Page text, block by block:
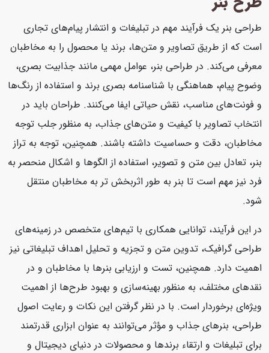
طراحی بنر یک فرآیند مهم در تبلیغات و انتشار پیام‌های تجاری
است که از طریق تصاویر و متن‌ها، برند یا محصول را به مخاطبان
معرفی می‌کند. در طراحی بنر، عوامل مهمی مانند جذابیت بصری،
وضوح پیام، هماهنگی با شناسنامه بصری برند و استفاده از رنگ‌ها
و فونت‌های مناسب، نقش حیاتی ایفا می‌کنند. طراحان باید در
انتخاب تصاویر با کیفیت و متن‌های جذاب، به منظور جلب توجه
مخاطبان، دقت و حساسیت داشته باشند. همچنین، توجه به تراز
بنر، تعادل بین متن و تصویر، استفاده از الگوها و اشکال منحصر به
فرد نیز مهم است تا بنر به طور اثربخش تر به مخاطبان منتقل
شود.
در این فرآیند، توانایی همکاری با تیم‌های متخصص در زمینه‌های
طراحی گرافیک، تدوین متن و تجزیه و تحلیل اهداف تبلیغاتی نیز
اهمیت دارد. همچنین، تست و ارزیابی بنرها با مخاطبان و در
نقدهای مختلف، به منظور بهینه‌سازی و بهبود طرح‌ها از اهمیت
ویژه‌ای برخوردار است. با در نظر گرفتن این نکات و رعایت اصول
طراحی، بنرهای جذاب و مؤثر می‌توانند به عنوان ابزاری قدرتمند
برای تبلیغات و ارتقاء برندها و محصولات در دنیای دیجیتال و